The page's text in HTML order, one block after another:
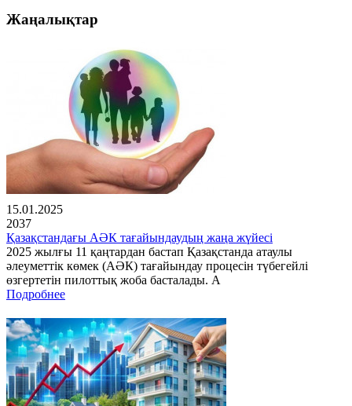
Жаңалықтар
15.01.2025
2037
Қазақстандағы АӘК тағайындаудың жаңа жүйесі
2025 жылғы 11 қаңтардан бастап Қазақстанда атаулы
әлеуметтік көмек (АӘК) тағайындау процесін түбегейлі
өзгертетін пилоттық жоба басталады. А
Подробнее